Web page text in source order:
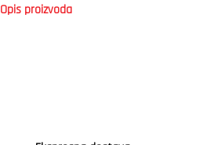
Opis proizvoda